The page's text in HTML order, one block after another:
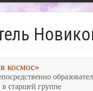
космос»
старшей группе